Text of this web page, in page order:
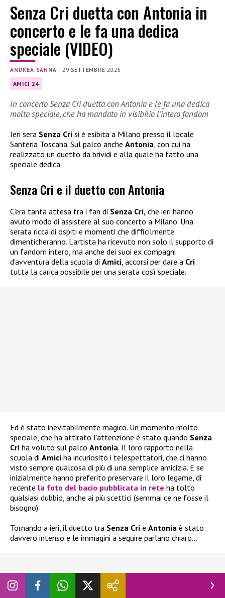
Senza Cri duetta con Antonia in
concerto e le fa una dedica
speciale (VIDEO)
ANDREA SANNA |29 SETTEMBRE 2025
AMICI 24
In concerto Senza Cri duetta con Antonia e le fa una dedica
molto speciale, che ha mandato in visibilio l’intero fandom
Ieri sera Senza Cri si è esibita a Milano presso il locale
Santeria Toscana. Sul palco anche Antonia , con cui ha
realizzato un duetto da brividi e alla quale ha fatto una
speciale dedica.
Senza Cri e il duetto con Antonia
C’era tanta attesa tra i fan di Senza Cri, che ieri hanno
avuto modo di assistere al suo concerto a Milano. Una
serata ricca di ospiti e momenti che difficilmente
dimenticheranno. L’artista ha ricevuto non solo il supporto di
un fandom intero, ma anche dei suoi ex compagni
d’avventura della scuola di Amici, accorsi per dare a Cri
tutta la carica possibile per una serata così speciale.
Ed è stato inevitabilmente magico. Un momento molto
speciale, che ha attirato l’attenzione è stato quando Senza
Cri ha voluto sul palco Antonia. Il loro rapporto nella
scuola di Amici ha incuriosito i telespettatori, che ci hanno
visto sempre qualcosa di più di una semplice amicizia. E se
inizialmente hanno preferito preservare il loro legame, di
recente la foto del bacio pubblicata in rete ha tolto
qualsiasi dubbio, anche ai più scettici (semmai ce ne fosse il
bisogno)
Tornando a ieri, il duetto tra Senza Cri e Antonia è stato
davvero intenso e le immagini a seguire parlano chiaro…